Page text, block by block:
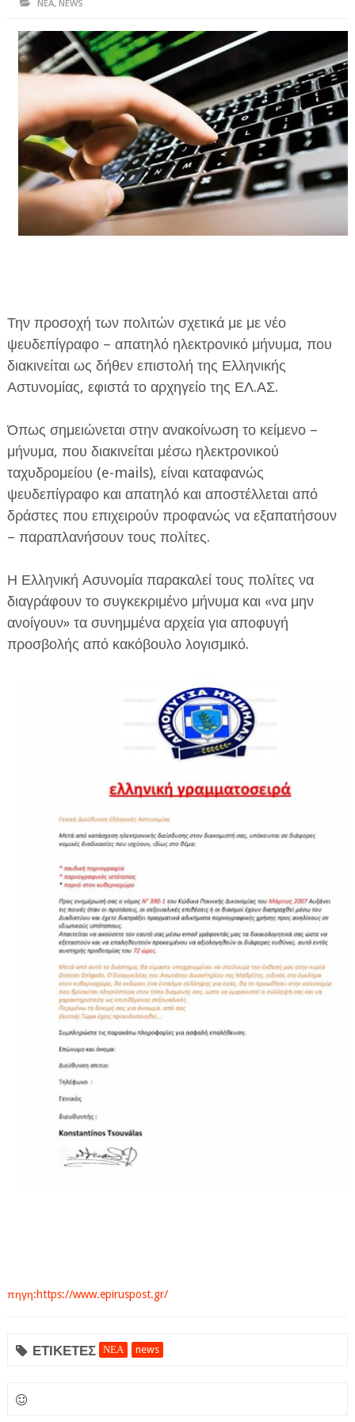
ΗΠΕΙΡΟΣ
ΠΡΕΒΕΖΑ
ΑΡΤΑ
ΙΩΑΝΝΙΝΑ
ΘΕΣΠΡΩΤΙΑ
ΙΟΝΙΑ ΝΗΣΙΑ
ΚΑΙ ΕΛΛΑΔΑ
ΥΓΕΙΑ-ΟΜΟΡΦΙΑ
ΤΕΧΝΟΛΟΓΙΑ
ΔΙΕΘΝΗ
ΕΦΗΜΕΡΙΔΑ Η ΠΑΡΓΑ
ΠΛΗΡΟΦΟΡΙΕΣ
ΝΕΑ, NEWS
Την προσοχή των πολιτών σχετικά με με νέο
ψευδεπίγραφο – απατηλό ηλεκτρονικό μήνυμα, που
διακινείται ως δήθεν επιστολή της Ελληνικής
Αστυνομίας, εφιστά το αρχηγείο της ΕΛ.ΑΣ.
Όπως σημειώνεται στην ανακοίνωση το κείμενο –
μήνυμα, που διακινείται μέσω ηλεκτρονικού
ταχυδρομείου (e-mails), είναι καταφανώς
ψευδεπίγραφο και απατηλό και αποστέλλεται από
δράστες που επιχειρούν προφανώς να εξαπατήσουν
– παραπλανήσουν τους πολίτες.
Η Ελληνική Ασυνομία παρακαλεί τους πολίτες να
διαγράφουν το συγκεκριμένο μήνυμα και «να μην
ανοίγουν» τα συνημμένα αρχεία για αποφυγή
προσβολής από κακόβουλο λογισμικό.
πηγη:https://www.epiruspost.gr/
ΕΤΙΚΕΤΕΣ ΝΕΑ news